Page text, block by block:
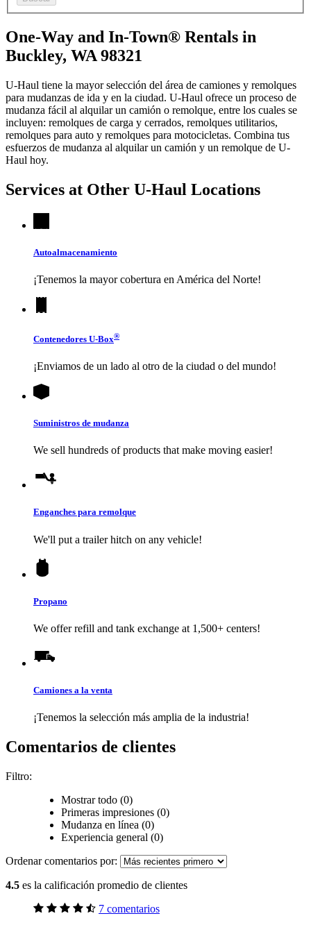
One-Way and In-Town® Rentals in
Buckley, WA 98321
U-Haul tiene la mayor selección del área de camiones y remolques
para mudanzas de ida y en la ciudad. U-Haul ofrece un proceso de
mudanza fácil al alquilar un camión o remolque, entre los cuales se
incluyen: remolques de carga y cerrados, remolques utilitarios,
remolques para auto y remolques para motocicletas. Combina tus
esfuerzos de mudanza al alquilar un camión y un remolque de U-
Haul hoy.
Services at Other U-Haul Locations
Autoalmacenamiento
¡Tenemos la mayor cobertura en América del Norte!
Contenedores U-Box®
¡Enviamos de un lado al otro de la ciudad o del mundo!
Suministros de mudanza
We sell hundreds of products that make moving easier!
Enganches para remolque
We'll put a trailer hitch on any vehicle!
Propano
We offer refill and tank exchange at 1,500+ centers!
Camiones a la venta
¡Tenemos la selección más amplia de la industria!
Comentarios de clientes
Filtro:
Mostrar todo (0)
Primeras impresiones (0)
Mudanza en línea (0)
Experiencia general (0)
Ordenar comentarios por:
4.5 es la calificación promedio de clientes
7 comentarios